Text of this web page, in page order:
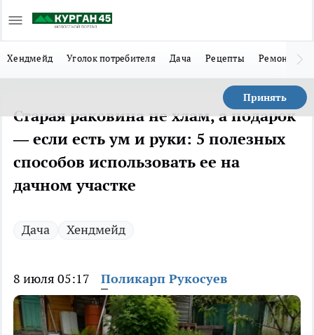
Хендмейд Уголок потребителя Дача Рецепты Ремонт
Принять
Старая раковина не хлам, а подарок
— если есть ум и руки: 5 полезных
способов использовать ее на
дачном участке
Дача Хендмейд
8 июля 05:17 Поликарп Рукосуев